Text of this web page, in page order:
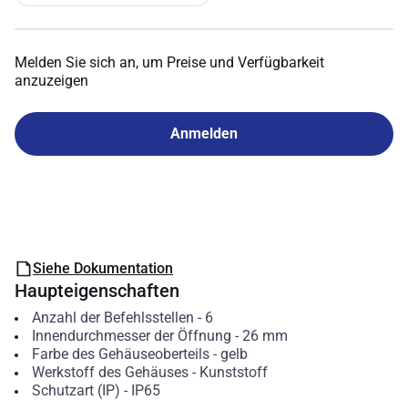
Melden Sie sich an, um Preise und Verfügbarkeit
anzuzeigen
Anmelden
Siehe Dokumentation
Haupteigenschaften
Anzahl der Befehlsstellen - 6
Innendurchmesser der Öffnung - 26 mm
Farbe des Gehäuseoberteils- gelb
Werkstoff des Gehäuses- Kunststoff
Schutzart (IP) - IP65